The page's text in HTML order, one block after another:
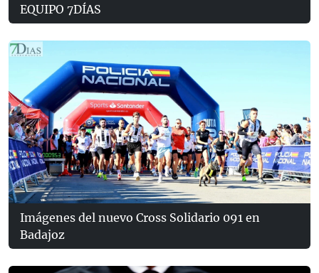
EQUIPO 7DÍAS
Imágenes del nuevo Cross Solidario 091 en
Badajoz